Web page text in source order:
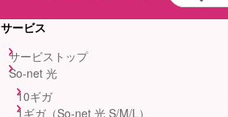
サービス
サービストップ
So-net 光
10ギガ
1ギガ（So-net 光 S/M/L）